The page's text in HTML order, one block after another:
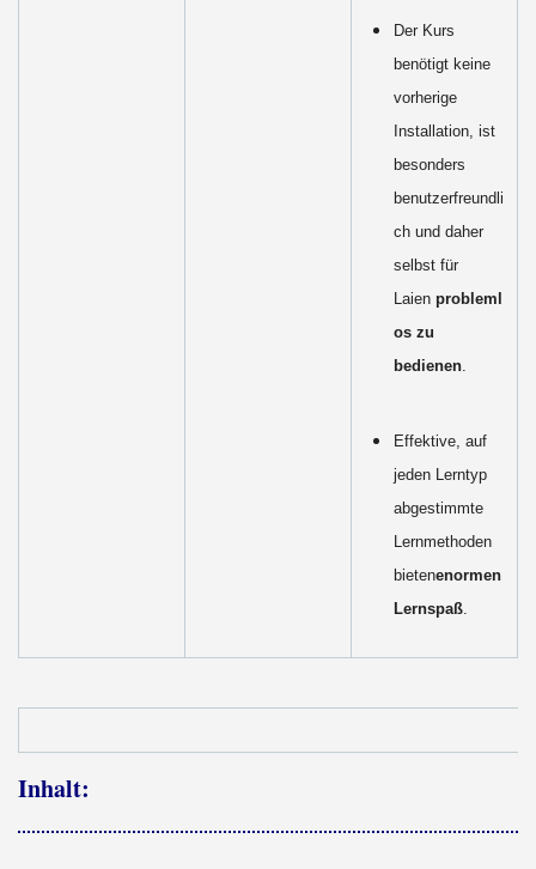
Der Kurs
benötigt keine
vorherige
Installation, ist
besonders
benutzerfreundli
ch und daher
selbst für
Laien probleml
os zu
bedienen.
Effektive, auf
jeden Lerntyp
abgestimmte
Lernmethoden
bietenenormen
Lernspaß.
Inhalt: